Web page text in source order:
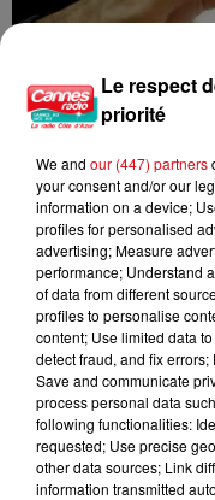
Nice : un salon de
Le respect
priorité
We and our (447) partners
your consent and/or our
information on a device;
profiles for personalised
advertising; Measure
performance; Understand
of data from different
profiles to personalise
content; Use limited data
detect fraud, and fix
Save and communicate
process personal data
following functionalities:
requested; Use precise
other data sources; Link
information transmitted